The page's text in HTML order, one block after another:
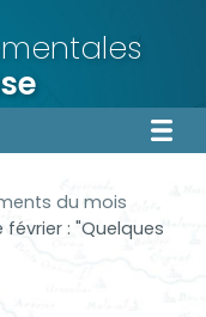
du mois
: "Quelques